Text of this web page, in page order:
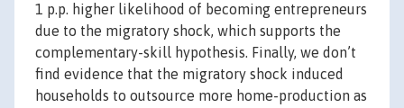
1 p.p. higher likelihood of becoming entrepreneurs
due to the migratory shock, which supports the
complementary-skill hypothesis. Finally, we don’t
find evidence that the migratory shock induced
households to outsource more home-production as